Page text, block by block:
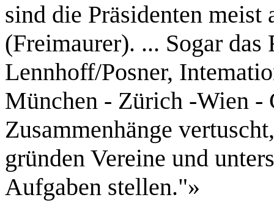
sind die Präsidenten
(Freimaurer). ... Sogar
Lennhoff/Posner,
München - Zürich -Wien -
Zusammenhänge
gründen Vereine und
Aufgaben stellen."»